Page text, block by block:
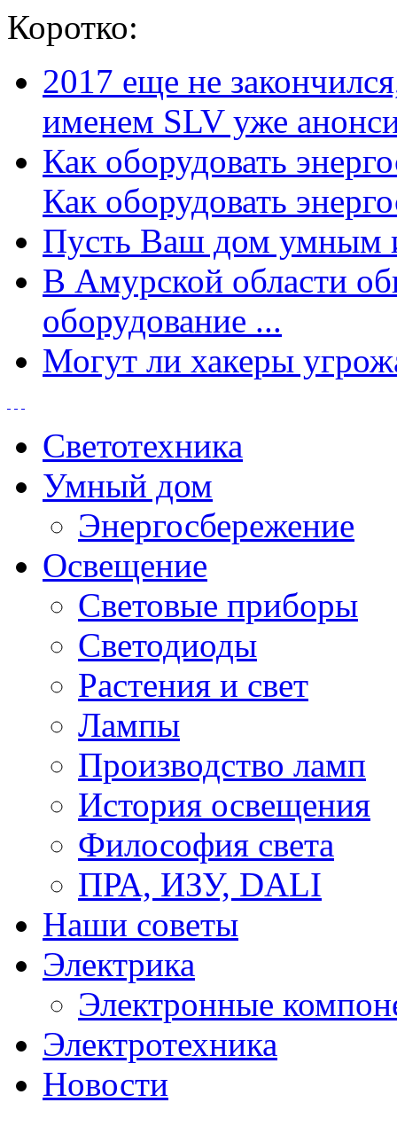
Коротко:
2017 еще не
именем SLV уже
Как оборудовать
Как оборудовать
Пусть Ваш дом умным
В Амурской области
оборудование ...
Могут ли хакеры
Светотехника
Умный дом
Энергосбережение
Освещение
Световые приборы
Светодиоды
Растения и свет
Лампы
Производство ламп
История освещения
Философия света
ПРА, ИЗУ, DALI
Наши советы
Электрика
Электронные
Электротехника
Новости